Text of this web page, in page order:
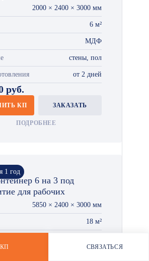
2000 × 2400 × 3000 мм
6 м²
МДФ
стены, пол
от 2 дней
руб.
КП ЗАКАЗАТЬ
ПОДРОБНЕЕ
1 год
6 на 3 под
для рабочих
5850 × 2400 × 3000 мм
18 м²
*
СВЯЗАТЬСЯ